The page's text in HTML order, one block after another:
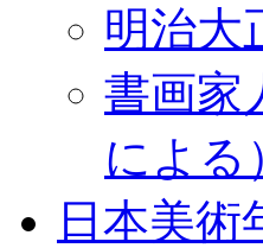
明治大
書画家
による
日本美術